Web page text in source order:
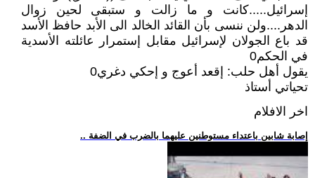
إسرائيل.....كانت و ما زالت و ستبقى لحين زوال
الدهر....ولن ننسى بأن القائد الخالد الى الأبد حافظ الأسد
قد باع الجولان لإسرائيل مقابل إستمرار عائلته الأسدية
في الحكم0
يقول أهل حلب: إقعد أعوج و إحكي دغري0
تحياتي أستاذ
اخر الافلام
.. إصابة شابين باعتداء مستوطنين عليهما بالضرب في الضفة